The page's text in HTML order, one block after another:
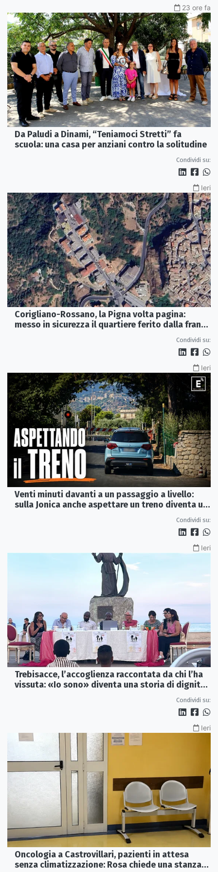
23 ore fa
Da Paludi a Dinami, “Teniamoci Stretti” fa
scuola: una casa per anziani contro la solitudine
Condividi su:
Ieri
Corigliano-Rossano, la Pigna volta pagina:
messo in sicurezza il quartiere ferito dalla frana
Condividi su:
Ieri
Venti minuti davanti a un passaggio a livello:
sulla Jonica anche aspettare un treno diventa un
Condividi su:
Ieri
Trebisacce, l’accoglienza raccontata da chi l’ha
vissuta: «Io sono» diventa una storia di dignità
Condividi su:
Ieri
Oncologia a Castrovillari, pazienti in attesa
senza climatizzazione: Rosa chiede una stanza